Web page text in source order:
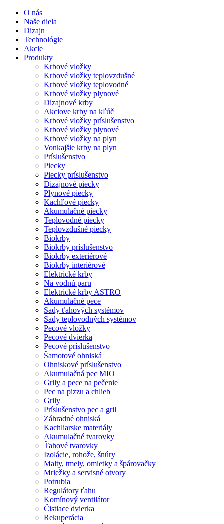
O nás
Naše diela
Dizajn
Technológie
Akcie
Produkty
Krbové vložky
Krbové vložky teplovzdušné
Krbové vložky teplovodné
Krbové vložky plynové
Dizajnové krby
Akciove krby na kľúč
Krbové vložky príslušenstvo
Krbové vložky plynové
Krbové vložky na plyn
Vonkajšie krby na plyn
Príslušenstvo
Piecky
Piecky príslušenstvo
Dizajnové piecky
Plynové piecky
Kachľové piecky
Akumulačné piecky
Teplovodné piecky
Teplovzdušné piecky
Biokrby
Biokrby príslušenstvo
Biokrby exteriérové
Biokrby interiérové
Elektrické krby
Na vodnú paru
Elektrické krby ASTRO
Akumulačné pece
Sady ťahových systémov
Sady teplovodných systémov
Pecové vložky
Pecové dvierka
Pecové príslušenstvo
Šamotové ohniská
Ohniskové príslušenstvo
Akumulačná pec MIO
Grily a pece na pečenie
Pec na pizzu a chlieb
Grily
Príslušenstvo pec a gril
Záhradné ohniská
Kachliarske materiály
Akumulačné tvarovky
Ťahové tvarovky
Izolácie, rohože, šnúry
Malty, tmely, omietky a špárovačky
Mriežky a servisné otvory
Potrubia
Regulátory ťahu
Komínový ventilátor
Čistiace dvierka
Rekuperácia